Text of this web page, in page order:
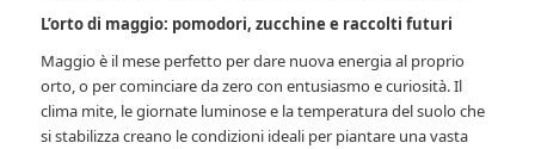
L’orto di maggio: pomodori, zucchine e raccolti futuri
Maggio è il mese perfetto per dare nuova energia al proprio
orto, o per cominciare da zero con entusiasmo e curiosità. Il
clima mite, le giornate luminose e la temperatura del suolo che
si stabilizza creano le condizioni ideali per piantare una vasta